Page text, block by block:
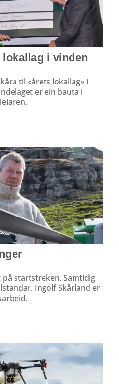
i vinden
til «årets lokallag» i
er ein bauta i
startstreken. Samtidig
Ingolf Skårland er